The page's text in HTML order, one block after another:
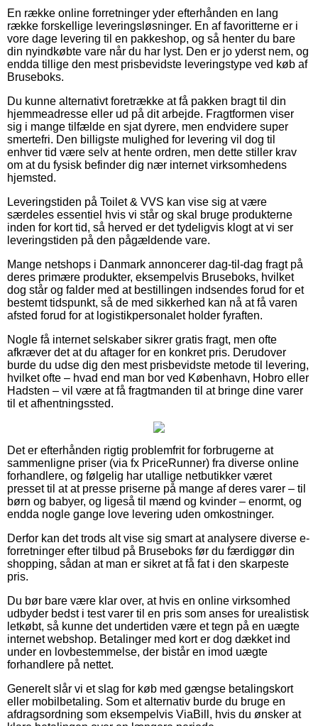
En række online forretninger yder efterhånden en lang
række forskellige leveringsløsninger. En af favoritterne er i
vore dage levering til en pakkeshop, og så henter du bare
din nyindkøbte vare når du har lyst. Den er jo yderst nem, og
endda tillige den mest prisbevidste leveringstype ved køb af
Bruseboks.
Du kunne alternativt foretrække at få pakken bragt til din
hjemmeadresse eller ud på dit arbejde. Fragtformen viser
sig i mange tilfælde en sjat dyrere, men endvidere super
smertefri. Den billigste mulighed for levering vil dog til
enhver tid være selv at hente ordren, men dette stiller krav
om at du fysisk befinder dig nær internet virksomhedens
hjemsted.
Leveringstiden på Toilet & VVS kan vise sig at være
særdeles essentiel hvis vi står og skal bruge produkterne
inden for kort tid, så herved er det tydeligvis klogt at vi ser
leveringstiden på den pågældende vare.
Mange netshops i Danmark annoncerer dag-til-dag fragt på
deres primære produkter, eksempelvis Bruseboks, hvilket
dog står og falder med at bestillingen indsendes forud for et
bestemt tidspunkt, så de med sikkerhed kan nå at få varen
afsted forud for at logistikpersonalet holder fyraften.
Nogle få internet selskaber sikrer gratis fragt, men ofte
afkræver det at du aftager for en konkret pris. Derudover
burde du udse dig den mest prisbevidste metode til levering,
hvilket ofte – hvad end man bor ved København, Hobro eller
Hadsten – vil være at få fragtmanden til at bringe dine varer
til et afhentningssted.
Det er efterhånden rigtig problemfrit for forbrugerne at
sammenligne priser (via fx PriceRunner) fra diverse online
forhandlere, og følgelig har utallige netbutikker været
presset til at at presse priserne på mange af deres varer – til
børn og babyer, og ligeså til mænd og kvinder – enormt, og
endda nogle gange love levering uden omkostninger.
Derfor kan det trods alt vise sig smart at analysere diverse e-
forretninger efter tilbud på Bruseboks før du færdiggør din
shopping, sådan at man er sikret at få fat i den skarpeste
pris.
Du bør bare være klar over, at hvis en online virksomhed
udbyder bedst i test varer til en pris som anses for urealistisk
letkøbt, så kunne det undertiden være et tegn på en uægte
internet webshop. Betalinger med kort er dog dækket ind
under en lovbestemmelse, der bistår en imod uægte
forhandlere på nettet.
Generelt slår vi et slag for køb med gængse betalingskort
eller mobilbetaling. Som et alternativ burde du bruge en
afdragsordning som eksempelvis ViaBill, hvis du ønsker at